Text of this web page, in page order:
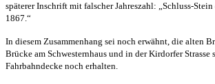
späterer Inschrift mit falscher Jahreszahl: „Schluss-
1867.“
In diesem Zusammenhang sei noch erwähnt, die alten
Brücke am Schwesternhaus und in der Kirdorfer
Fahrbahndecke noch erhalten.